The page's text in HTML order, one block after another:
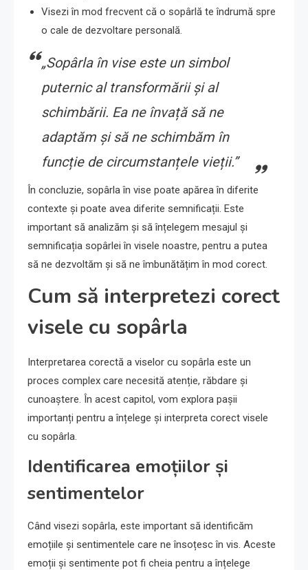
Visezi în mod frecvent că o sopârlă te îndrumă spre
o cale de dezvoltare personală.
„Sopârla în vise este un simbol
puternic al transformării și al
schimbării. Ea ne învață să ne
adaptăm și să ne schimbăm în
funcție de circumstanțele vieții.”
În concluzie, sopârla în vise poate apărea în diferite
contexte și poate avea diferite semnificații. Este
important să analizăm și să înțelegem mesajul și
semnificația sopârlei în visele noastre, pentru a putea
să ne dezvoltăm și să ne îmbunătățim în mod corect.
Cum să interpretezi corect
visele cu sopârla
Interpretarea corectă a viselor cu sopârla este un
proces complex care necesită atenție, răbdare și
cunoaștere. În acest capitol, vom explora pașii
importanți pentru a înțelege și interpreta corect visele
cu sopârla.
Identificarea emoțiilor și
sentimentelor
Când visezi sopârla, este important să identificăm
emoțiile și sentimentele care ne însoțesc în vis. Aceste
emoții și sentimente pot fi cheia pentru a înțelege